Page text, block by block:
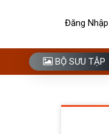
Đăng Nhập
BỘ SƯU TẬP